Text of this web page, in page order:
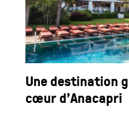
Une destination
cœur d’Anacapri